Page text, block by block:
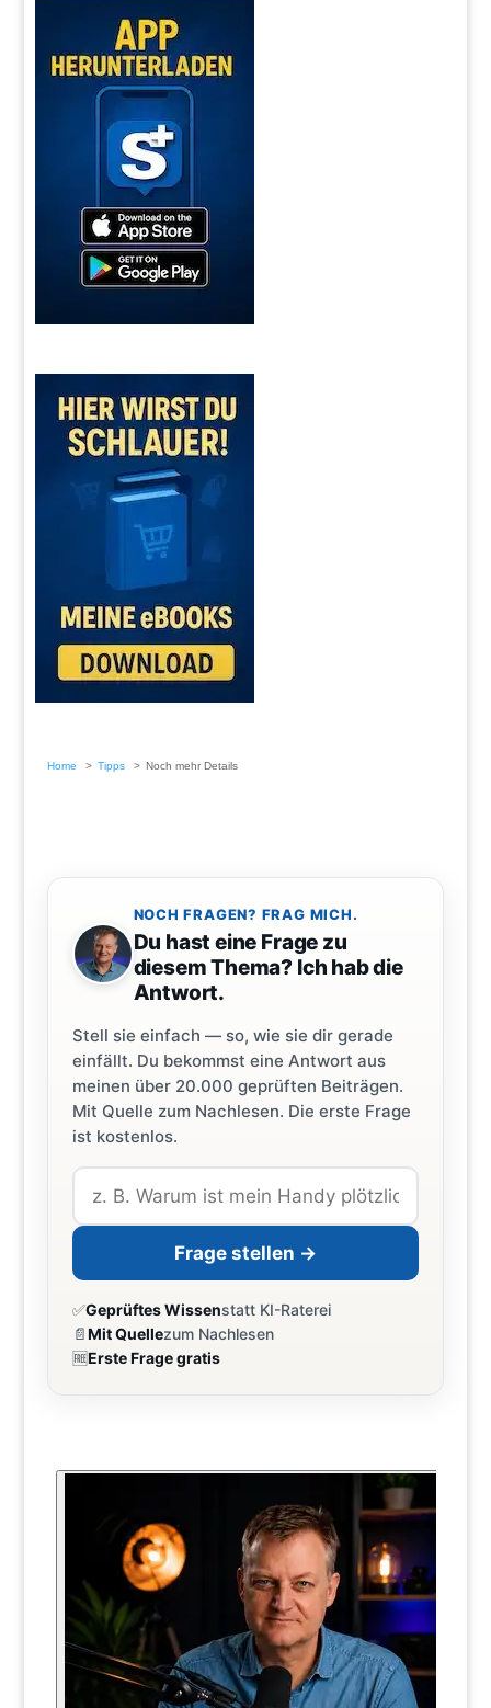
Home Tipps Noch mehr Details
NOCH FRAGEN? FRAG MICH.
Du hast eine Frage zu
diesem Thema? Ich hab die
Antwort.
Stell sie einfach — so, wie sie dir gerade
einfällt. Du bekommst eine Antwort aus
meinen über 20.000 geprüften Beiträgen.
Mit Quelle zum Nachlesen. Die erste Frage
ist kostenlos.
Frage stellen →
✅Geprüftes Wissenstatt KI-Raterei
📄Mit Quellezum Nachlesen
🆓Erste Frage gratis